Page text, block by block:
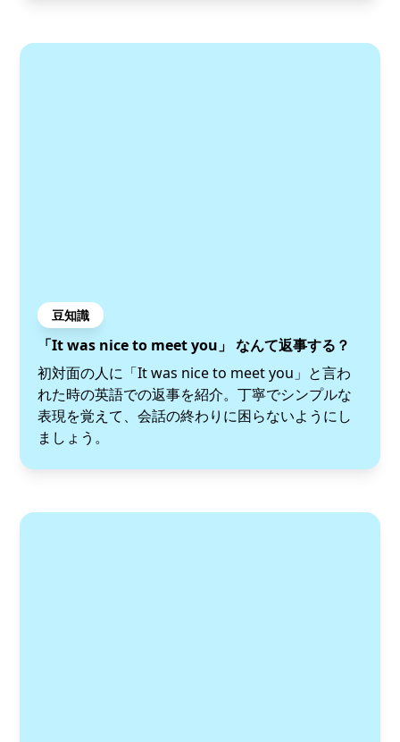
豆知識
「It was nice to meet you」 なんて返事する？
初対面の人に「It was nice to meet you」と言わ
れた時の英語での返事を紹介。丁寧でシンプルな
表現を覚えて、会話の終わりに困らないようにし
ましょう。